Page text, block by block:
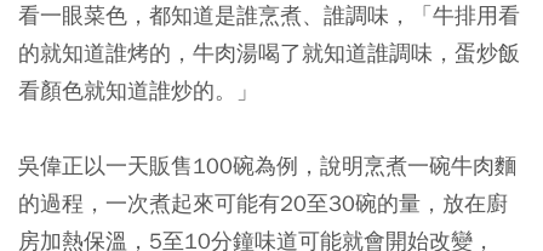
看一眼菜色，都知道是誰烹煮、誰調味，「牛排用看
的就知道誰烤的，牛肉湯喝了就知道誰調味，蛋炒飯
看顏色就知道誰炒的。」
吳偉正以一天販售100碗為例，說明烹煮一碗牛肉麵
的過程，一次煮起來可能有20至30碗的量，放在廚
房加熱保溫，5至10分鐘味道可能就會開始改變，